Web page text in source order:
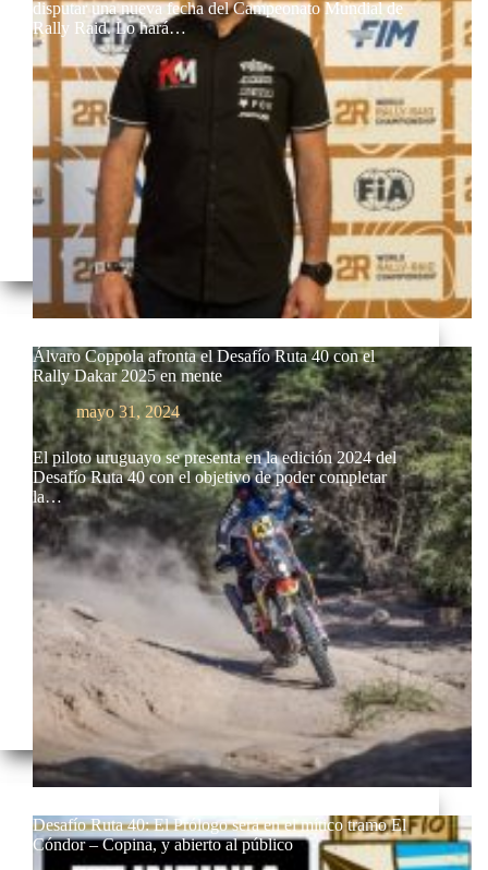
disputar una nueva fecha del Campeonato Mundial de
Rally Raid. Lo hará…
Álvaro Coppola afronta el Desafío Ruta 40 con el
Rally Dakar 2025 en mente
mayo 31, 2024
El piloto uruguayo se presenta en la edición 2024 del
Desafío Ruta 40 con el objetivo de poder completar
la…
Desafío Ruta 40: El Prólogo será en el mítico tramo El
Cóndor – Copina, y abierto al público